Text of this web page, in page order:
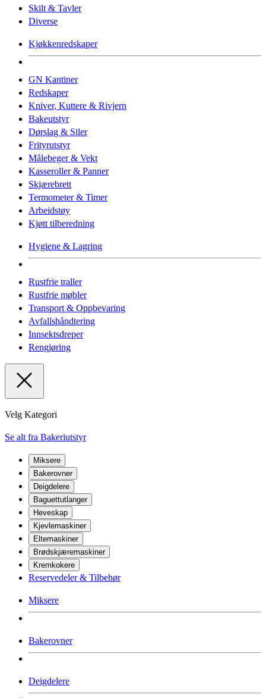
Skilt & Tavler
Diverse
Kjøkkenredskaper
GN Kantiner
Redskaper
Kniver, Kuttere & Rivjern
Bakeutstyr
Dørslag & Siler
Frityrutstyr
Målebeger & Vekt
Kasseroller & Panner
Skjærebrett
Termometer & Timer
Arbeidstøy
Kjøtt tilberedning
Hygiene & Lagring
Rustfrie traller
Rustfrie møbler
Transport & Oppbevaring
Avfallshåndtering
Innsektsdreper
Rengjøring
Velg Kategori
Se alt fra Bakeriutstyr
Miksere
Bakerovner
Deigdelere
Baguettutlanger
Heveskap
Kjevlemaskiner
Eltemaskiner
Brødskjæremaskiner
Kremkokere
Reservedeler & Tilbehør
Miksere
Bakerovner
Deigdelere